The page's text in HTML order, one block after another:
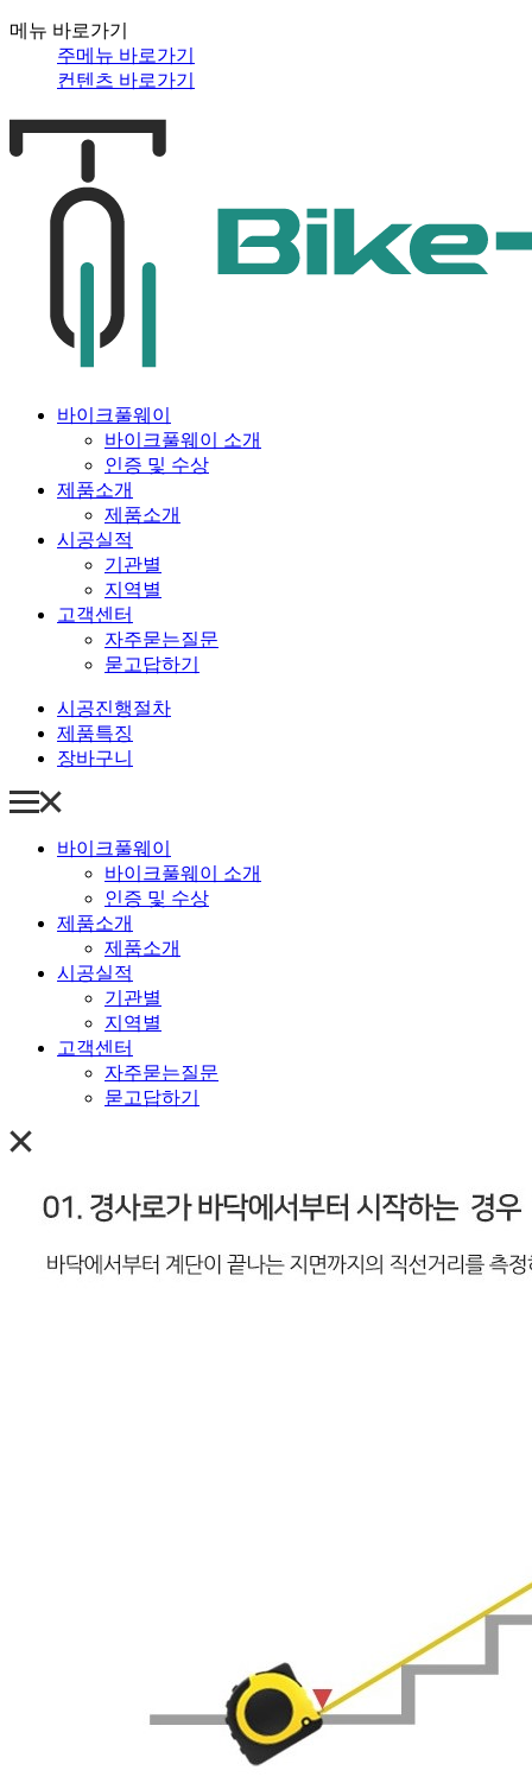
메뉴 바로가기
주메뉴 바로가기
컨텐츠 바로가기
바이크풀웨이
바이크풀웨이 소개
인증 및 수상
제품소개
제품소개
시공실적
기관별
지역별
고객센터
자주묻는질문
묻고답하기
시공진행절차
제품특징
장바구니
바이크풀웨이
바이크풀웨이 소개
인증 및 수상
제품소개
제품소개
시공실적
기관별
지역별
고객센터
자주묻는질문
묻고답하기